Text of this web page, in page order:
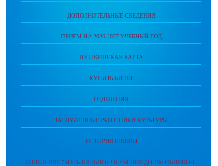
ДОПОЛНИТЕЛЬНЫЕ СВЕДЕНИЯ
ПРИЕМ НА 2026-2027 УЧЕБНЫЙ ГОД
ПУШКИНСКАЯ КАРТА
КУПИТЬ БИЛЕТ
ОТДЕЛЕНИЯ
ЗАСЛУЖЕННЫЕ РАБОТНИКИ КУЛЬТУРЫ
ИСТОРИЯ ШКОЛЫ
ОТДЕЛЕНИЕ "МУЗЫКАЛЬНОЕ ОБУЧЕНИЕ ДОШКОЛЬНИКОВ"